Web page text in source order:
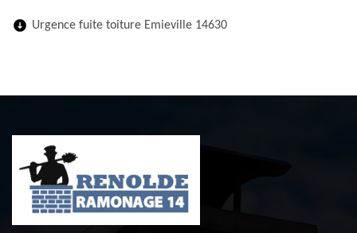
Urgence fuite toiture Emieville 14630